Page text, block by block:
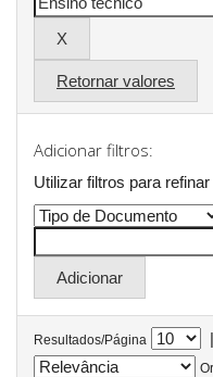
Retornar valores
Adicionar filtros:
Utilizar filtros para
Resultados/Página |